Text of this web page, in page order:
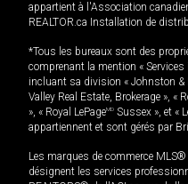
appartient à l'Association
REALTOR.ca Installation de
*Tous les bureaux sont des
comprenant la mention «
incluant sa division « Johnston &
Valley Real Estate, Brokerage », «
», « Royal LePageMD Sussex », et «
appartiennent et sont gérés par
Les marques de commerce
désignent les services